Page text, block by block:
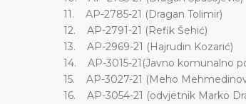
11. AP-2785-21 (Dragan Tolimir)
12. AP-2791-21 (Refik Šehić)
13. AP-2969-21 (Hajrudin Kozarić)
14. AP-3015-21(Javno komunalno
15. AP-3027-21 (Meho
16. AP-3054-21 (odvjetnik Marko